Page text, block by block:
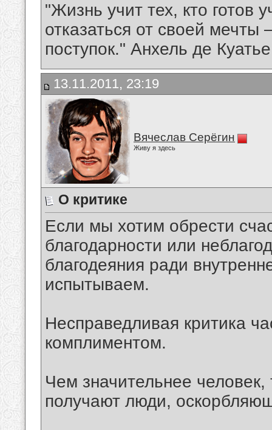
"Жизнь учит тех, кто готов
отказаться от своей
поступок." Анхель де Куатье
13.11.2011, 23:19
Вячеслав Серёгин
Живу я здесь
О критике
Если мы хотим обрести
благодарности или
благодеяния ради
испытываем.
Несправедливая критика
комплиментом.
Чем значительнее
получают люди,